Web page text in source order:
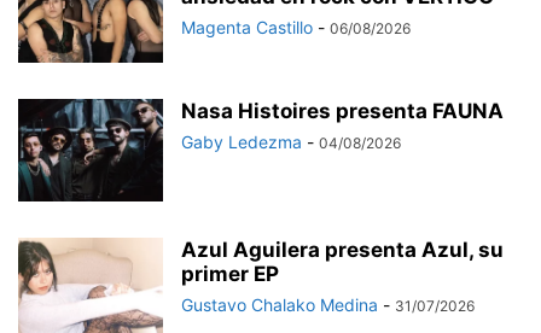
Magenta Castillo - 06/08/2026
Nasa Histoires presenta FAUNA
Gaby Ledezma - 04/08/2026
Azul Aguilera presenta Azul, su
primer EP
Gustavo Chalako Medina - 31/07/2026